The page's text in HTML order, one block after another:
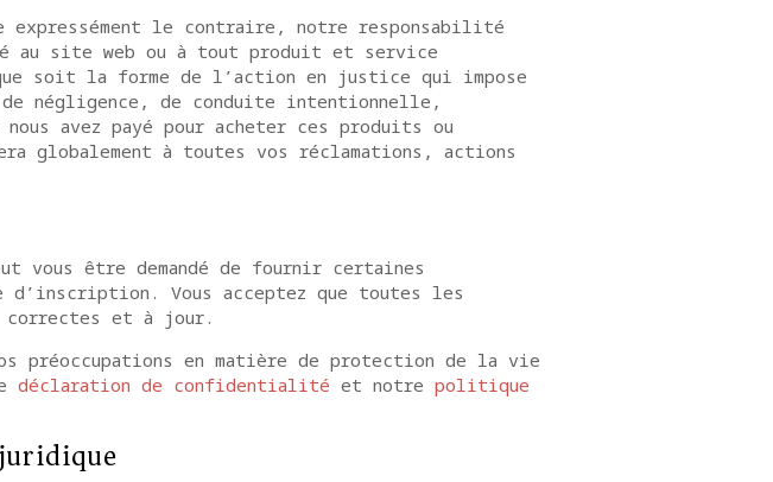
expressément le contraire, notre responsabilité
lié au site web ou à tout produit et service
soit la forme de l’action en justice qui impose
négligence, de conduite intentionnelle,
avez payé pour acheter ces produits ou
à toutes vos réclamations, actions
vous être demandé de fournir certaines
d’inscription. Vous acceptez que toutes les
correctes et à jour.
préoccupations en matière de protection de la vie
déclaration de confidentialité et notre politique